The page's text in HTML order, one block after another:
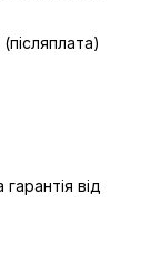
від